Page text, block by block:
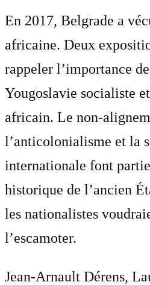
En 2017, Belgrade a
africaine. Deux
rappeler l’importance
Yougoslavie socialiste
africain. Le non-
l’anticolonialisme et la
internationale font
historique de l’ancien
les nationalistes
l’escamoter.
Jean-Arnault Dérens,